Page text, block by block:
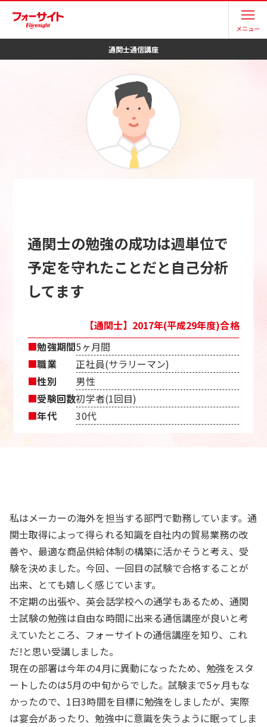
メニュー
通関士通信講座
通関士の勉強の成功は週単位で
予定を守れたことだと自己分析
してます
【通関士】2017年(平成29年度)合格
■勉強期間5ヶ月間
■職業
正社員(サラリーマン)
■性別
男性
■受験回数初学者(1回目)
■年代 30代
私はメーカーの海外を担当する部門で勤務しています。通
関士取得によって得られる知識を自社内の貿易業務の改
善や、最適な商品供給体制の構築に活かそうと考え、受
験を決めました。今回、一回目の試験で合格することが
出来、とても嬉しく感じています。
不定期の出張や、英会話学校への通学もあるため、通関
士試験の勉強は自由な時間に出来る通信講座が良いと考
えていたところ、フォーサイトの通信講座を知り、これ
だ!と思い受講しました。
現在の部署は今年の4月に異動になったため、勉強をスタ
ートしたのは5月の中旬からでした。試験まで5ヶ月もな
かったので、1日3時間を目標に勉強をしましたが、実際
は宴会があったり、勉強中に意識を失うように眠ってしま